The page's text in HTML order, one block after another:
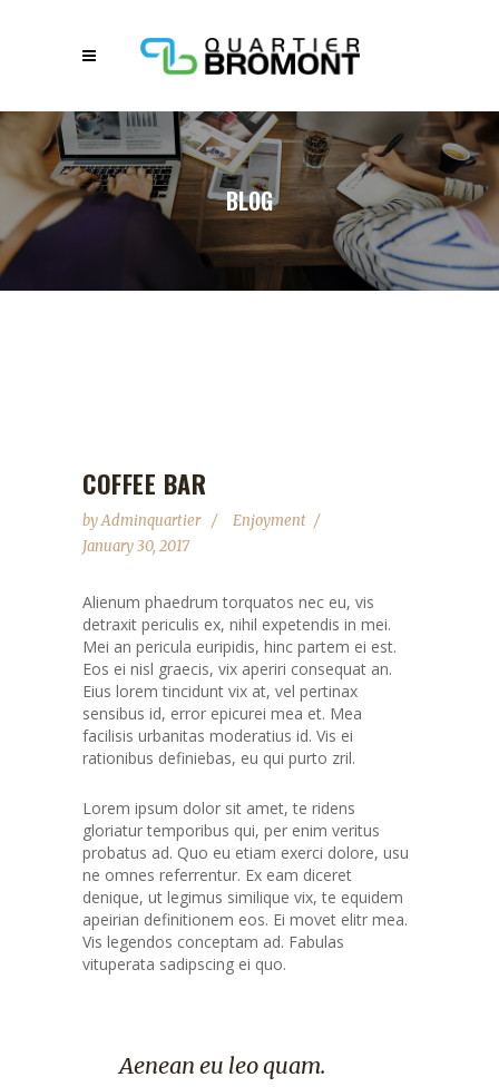
BLOG
COFFEE BAR
byAdminquartier
Enjoyment
January 30, 2017
Alienum phaedrum torquatos nec eu, vis
detraxit periculis ex, nihil expetendis in mei.
Mei an pericula euripidis, hinc partem ei est.
Eos ei nisl graecis, vix aperiri consequat an.
Eius lorem tincidunt vix at, vel pertinax
sensibus id, error epicurei mea et. Mea
facilisis urbanitas moderatius id. Vis ei
rationibus definiebas, eu qui purto zril.
Lorem ipsum dolor sit amet, te ridens
gloriatur temporibus qui, per enim veritus
probatus ad. Quo eu etiam exerci dolore, usu
ne omnes referrentur. Ex eam diceret
denique, ut legimus similique vix, te equidem
apeirian definitionem eos. Ei movet elitr mea.
Vis legendos conceptam ad. Fabulas
vituperata sadipscing ei quo.
Aenean eu leo quam.